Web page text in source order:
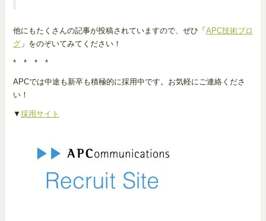
他にもたくさんの記事が投稿されていますので、ぜひ「 APC技術ブロ
グ」をのぞいてみてください！
* * * *
APCでは中途も新卒も積極的に採用中です。お気軽にご連絡くださ
い！
▼ 採用サイト